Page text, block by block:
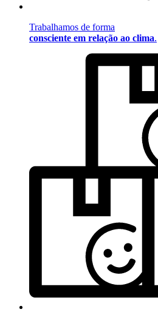
Trabalhamos de forma
consciente em relação ao clima.